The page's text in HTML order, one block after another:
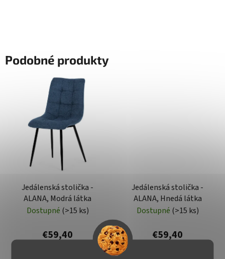
Podobné produkty
Jedálenská stolička -
ALANA, Modrá látka
Dostupné (>15 ks)
€59,40
Jedálenská stolička -
ALANA, Hnedá látka
Dostupné (>15 ks)
€59,40